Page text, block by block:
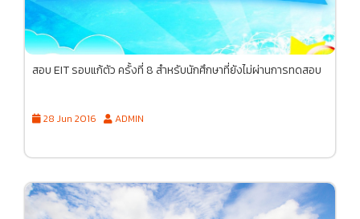
สอบ EIT รอบแก้ตัว ครั้งที่ 8 สำหรับนักศึกษาที่ยังไม่ผ่านการทดสอบ
28 Jun 2016 ADMIN